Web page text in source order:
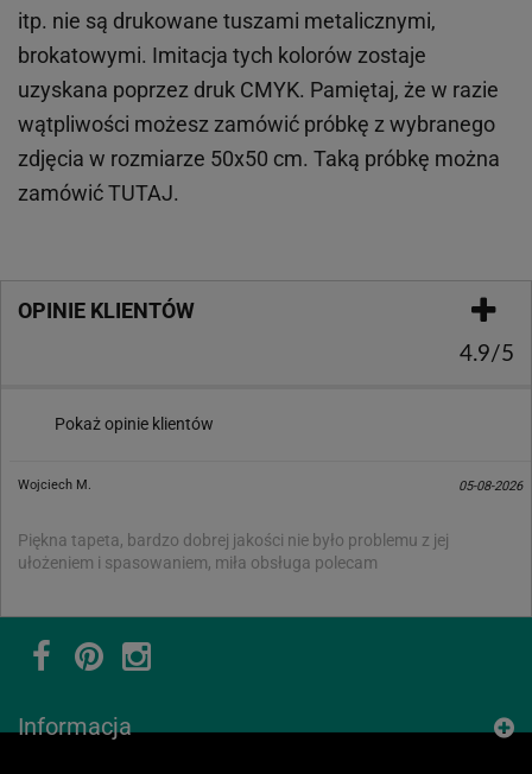
itp. nie są drukowane tuszami metalicznymi,
brokatowymi. Imitacja tych kolorów zostaje
uzyskana poprzez druk CMYK. Pamiętaj, że w razie
wątpliwości możesz zamówić próbkę z wybranego
zdjęcia w rozmiarze 50x50 cm. Taką próbkę można
zamówićTUTAJ.
OPINIE KLIENTÓW
4.9/5
Pokaż opinie klientów
Wojciech M. 05-08-2026
Piękna tapeta, bardzo dobrej jakości nie było problemu z jej
ułożeniem i spasowaniem, miła obsługa polecam
Informacja